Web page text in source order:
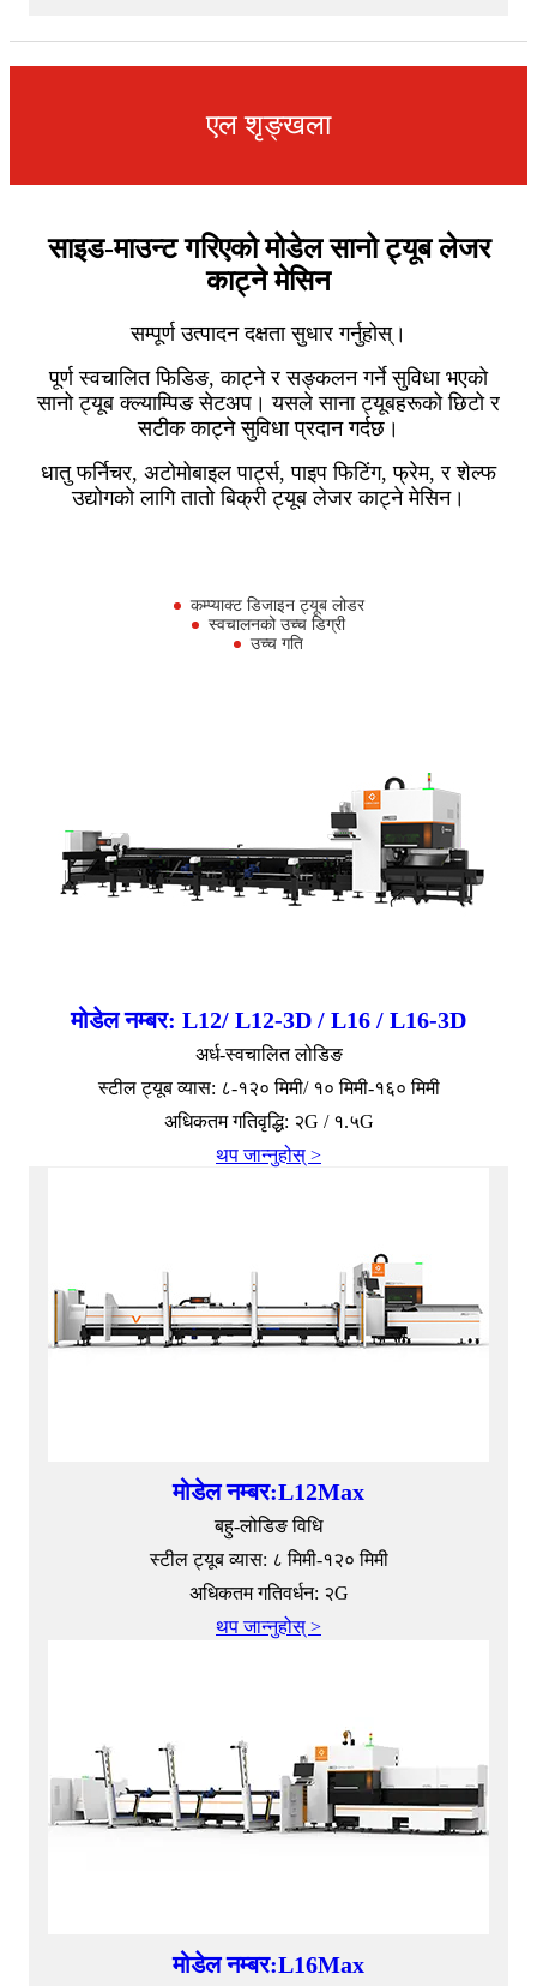
एल शृङ्खला
साइड-माउन्ट गरिएको मोडेल सानो ट्यूब लेजर
काट्ने मेसिन
सम्पूर्ण उत्पादन दक्षता सुधार गर्नुहोस्।
पूर्ण स्वचालित फिडिङ, काट्ने र सङ्कलन गर्ने सुविधा भएको
सानो ट्यूब क्ल्याम्पिङ सेटअप। यसले साना ट्यूबहरूको छिटो र
सटीक काट्ने सुविधा प्रदान गर्दछ।
धातु फर्निचर, अटोमोबाइल पार्ट्स, पाइप फिटिंग, फ्रेम, र शेल्फ
उद्योगको लागि तातो बिक्री ट्यूब लेजर काट्ने मेसिन।
कम्प्याक्ट डिजाइन ट्यूब लोडर
स्वचालनको उच्च डिग्री
उच्च गति
मोडेल नम्बर: L12/ L12-3D / L16 / L16-3D
अर्ध-स्वचालित लोडिङ
स्टील ट्यूब व्यास: ८-१२० मिमी/ १० मिमी-१६० मिमी
अधिकतम गतिवृद्धि: २G / १.५G
थप जान्नुहोस् >
मोडेल नम्बर:L12Max
बहु-लोडिङ विधि
स्टील ट्यूब व्यास: ८ मिमी-१२० मिमी
अधिकतम गतिवर्धन: २G
थप जान्नुहोस् >
मोडेल नम्बर:L16Max